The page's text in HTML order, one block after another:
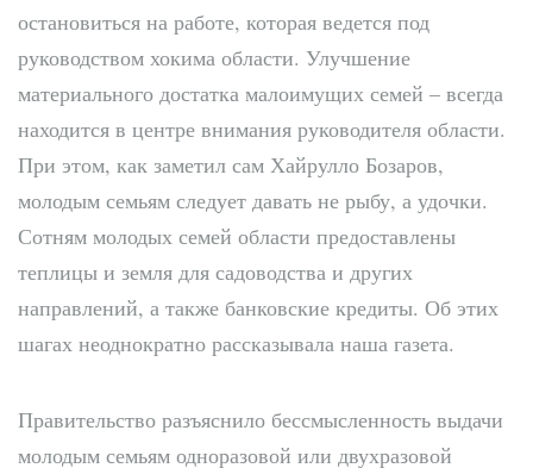
остановиться на работе, которая ведется под
руководством хокима области. Улучшение
материального достатка малоимущих семей – всегда
находится в центре внимания руководителя области.
При этом, как заметил сам Хайрулло Бозаров,
молодым семьям следует давать не рыбу, а удочки.
Сотням молодых семей области предоставлены
теплицы и земля для садоводства и других
направлений, а также банковские кредиты. Об этих
шагах неоднократно рассказывала наша газета.
Правительство разъяснило бессмысленность выдачи
молодым семьям одноразовой или двухразовой